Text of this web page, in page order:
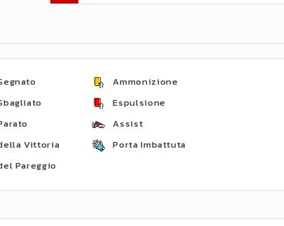
Vittoria
Pareggio
Ammonizione
Espulsione
Assist
Porta Imbattuta